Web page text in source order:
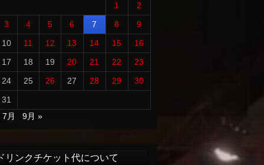
1
2
3
4 5 6 7 8
9
10
11 12 13 14 15
16
17
18 19 20 21 22
23
24
25 26 27 28 29
30
31
7月
9月 »
リンクチケット代について